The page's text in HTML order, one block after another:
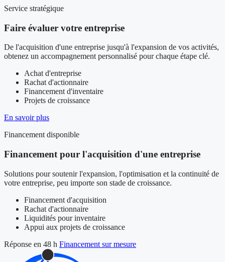
Service stratégique
Faire évaluer votre entreprise
De l'acquisition d'une entreprise jusqu'à l'expansion de vos activités,
obtenez un accompagnement personnalisé pour chaque étape clé.
Achat d'entreprise
Rachat d'actionnaire
Financement d'inventaire
Projets de croissance
En savoir plus
Financement disponible
Financement pour l'acquisition d'une entreprise
Solutions pour soutenir l'expansion, l'optimisation et la continuité de
votre entreprise, peu importe son stade de croissance.
Financement d'acquisition
Rachat d'actionnaire
Liquidités pour inventaire
Appui aux projets de croissance
Réponse en 48 h Financement sur mesure